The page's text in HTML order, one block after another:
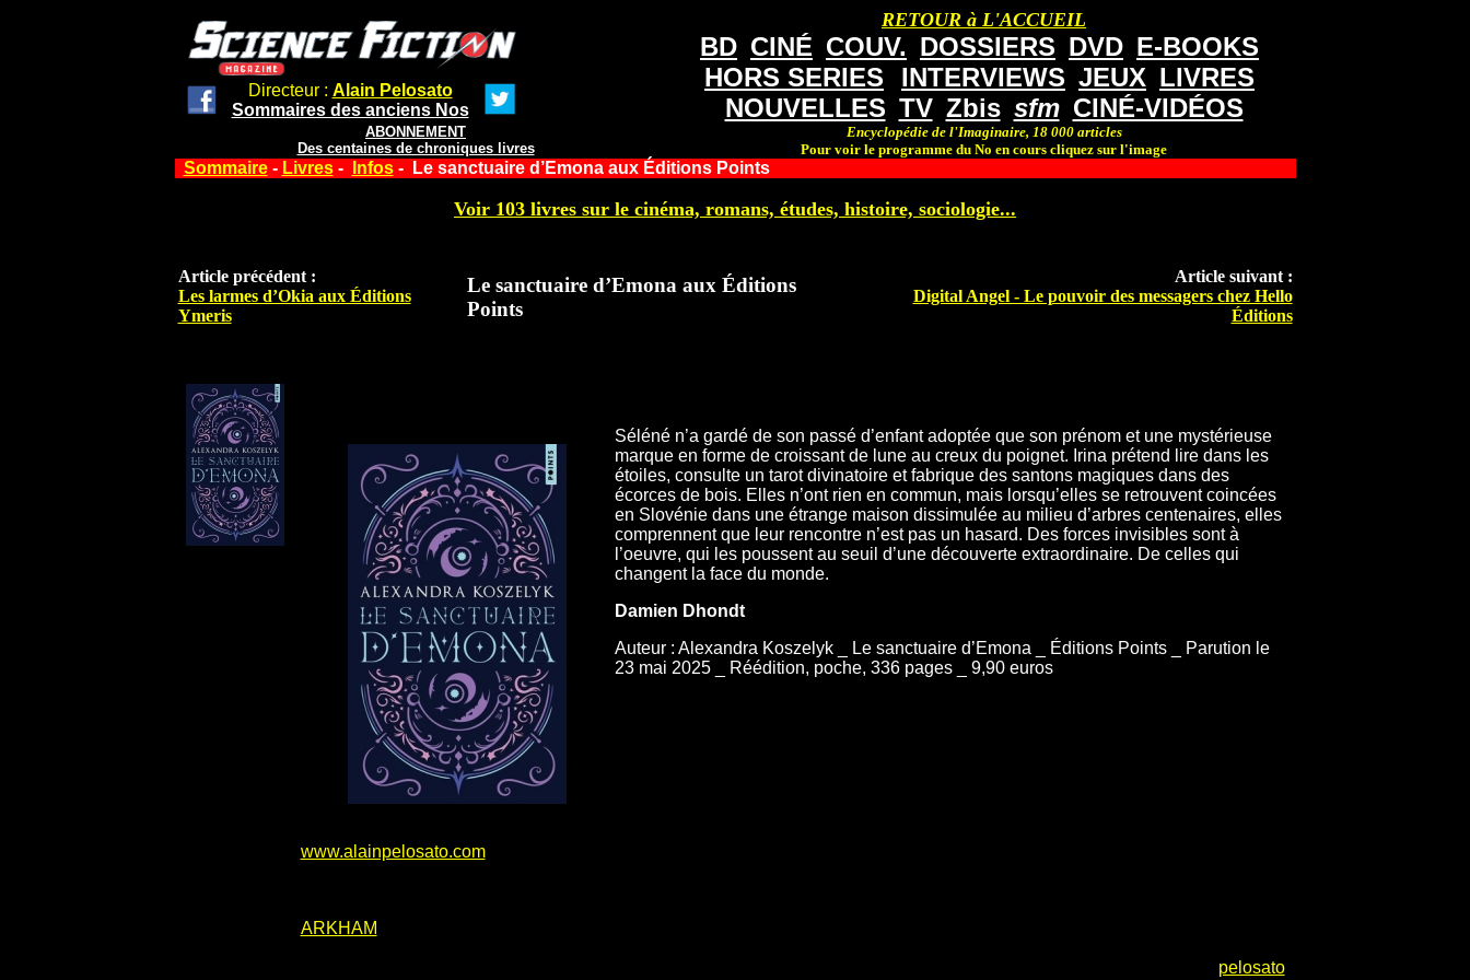
Directeur : Alain Pelosato
Sommaires des anciens Nos
ABONNEMENT
Des centaines de chroniques livres
RETOUR à L'ACCUEIL
BD CINÉ COUV. DOSSIERS DVD E-BOOKS
HORS SERIES
INTERVIEWS JEUX LIVRES
NOUVELLES TV Zbis sfm CINÉ-VIDÉOS
Encyclopédie de l'Imaginaire, 18 000 articles
Pour voir le programme du No en cours cliquez sur l'image
Sommaire- Livres- Infos- Le sanctuaire d’Emona aux Éditions Points
Voir 103 livres sur le cinéma, romans, études, histoire, sociologie...
Article précédent :
Les larmes d’Okia aux Éditions
Ymeris
Le sanctuaire d’Emona aux Éditions
Points
Article suivant :
Digital Angel - Le pouvoir des messagers chez Hello
Éditions
Séléné n’a gardé de son passé d’enfant adoptée que son prénom et une mystérieuse
marque en forme de croissant de lune au creux du poignet. Irina prétend lire dans les
étoiles, consulte un tarot divinatoire et fabrique des santons magiques dans des
écorces de bois. Elles n’ont rien en commun, mais lorsqu’elles se retrouvent coincées
en Slovénie dans une étrange maison dissimulée au milieu d’arbres centenaires, elles
comprennent que leur rencontre n’est pas un hasard. Des forces invisibles sont à
l’oeuvre, qui les poussent au seuil d’une découverte extraordinaire. De celles qui
changent la face du monde.
Damien Dhondt
Auteur : Alexandra Koszelyk _ Le sanctuaire d’Emona _ Éditions Points _ Parution le
23 mai 2025 _ Réédition, poche, 336 pages _ 9,90 euros
www.alainpelosato.com
ARKHAM
pelosato